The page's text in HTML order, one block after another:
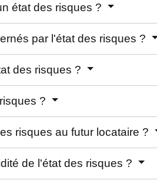
état des risques ?
par l'état des risques ?
des risques ?
?
risques au futur locataire ?
de l'état des risques ?